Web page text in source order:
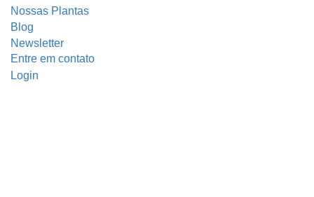
Nossas Plantas
Blog
Newsletter
Entre em contato
Login